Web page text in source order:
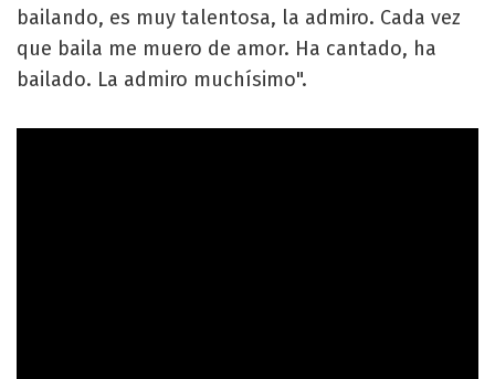
bailando, es muy talentosa, la admiro. Cada vez
que baila me muero de amor. Ha cantado, ha
bailado. La admiro muchísimo".